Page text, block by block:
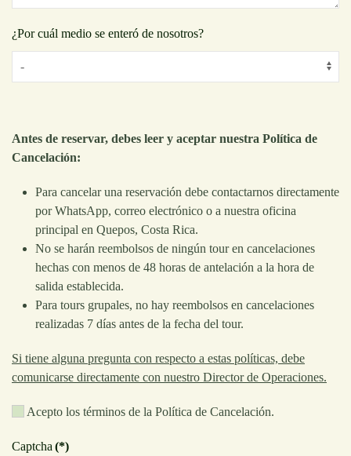
¿Por cuál medio se enteró de nosotros?
Antes de reservar, debes leer y aceptar nuestra Política de
Cancelación:
Para cancelar una reservación debe contactarnos directamente
por WhatsApp, correo electrónico o a nuestra oficina
principal en Quepos, Costa Rica.
No se harán reembolsos de ningún tour en cancelaciones
hechas con menos de 48 horas de antelación a la hora de
salida establecida.
Para tours grupales, no hay reembolsos en cancelaciones
realizadas 7 días antes de la fecha del tour.
Si tiene alguna pregunta con respecto a estas políticas, debe
comunicarse directamente con nuestro Director de Operaciones.
Acepto los términos de la Política de Cancelación.
Captcha (*)